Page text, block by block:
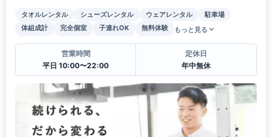
タオルレンタル シューズレンタル ウェアレンタル
駐車場
体組成計
完全個室 子連れOK 無料体験 もっと見る
営業時間
平日 10:00〜22:00
定休日
年中無休